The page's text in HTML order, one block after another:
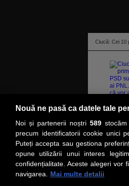
Ciucă: Cei 10
Cei zece
reevalua
PRIMA
Social
Nouă ne pasă ca datele tale
Noi și partenerii noștri 589stocăm
precum identificatorii cookie unici
Puteți accepta sau gestiona
opune utilizării unui interes
confidențialitate. Aceste alegeri vor
navigarea.
Mai multe detalii